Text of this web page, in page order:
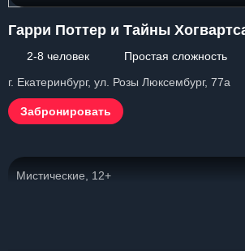
Гарри Поттер и Тайны
2-8 человек
Простая сложность
г. Екатеринбург, ул. Розы Люксембург, 77а
Забронировать
Мистические, 12+